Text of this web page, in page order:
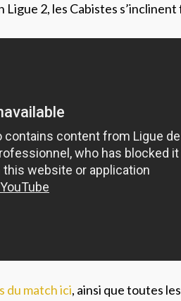
2, les Cabistes s’inclinent
du match ici, ainsi que toutes